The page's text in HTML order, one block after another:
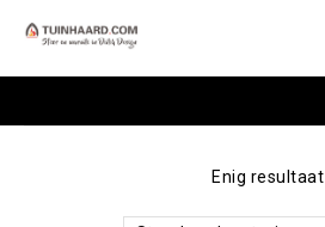
Enig resultaat